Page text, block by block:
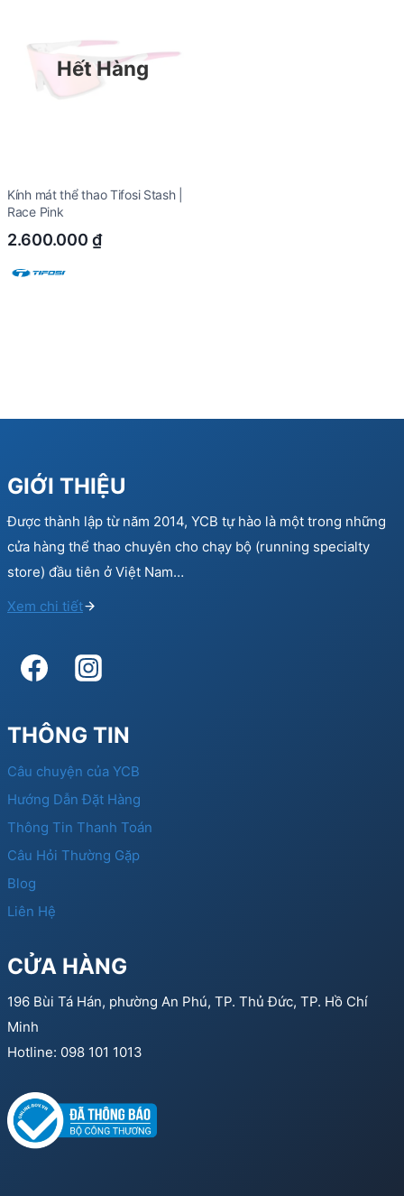
Hết Hàng
Kính mát thể thao Tifosi Stash |
Race Pink
2.600.000 ₫
GIỚI THIỆU
Được thành lập từ năm 2014, YCB tự hào là một trong những
cửa hàng thể thao chuyên cho chạy bộ (running specialty
store) đầu tiên ở Việt Nam…
Xem chi tiết
THÔNG TIN
Câu chuyện của YCB
Hướng Dẫn Đặt Hàng
Thông Tin Thanh Toán
Câu Hỏi Thường Gặp
Blog
Liên Hệ
CỬA HÀNG
196 Bùi Tá Hán, phường An Phú, TP. Thủ Đức, TP. Hồ Chí
Minh
Hotline: 098 101 1013